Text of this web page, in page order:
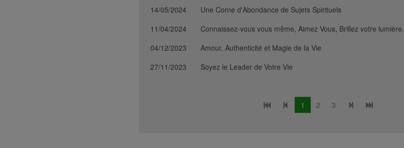
14/05/2024
Une Corne d'Abondance de Sujets Spirituels
11/04/2024
Connaissez-vous vous même, Aimez Vous, Brillez votre lumière.
04/12/2023
Amour, Authenticité et Magie de la Vie
27/11/2023
Soyez le Leader de Votre Vie
1 2 3